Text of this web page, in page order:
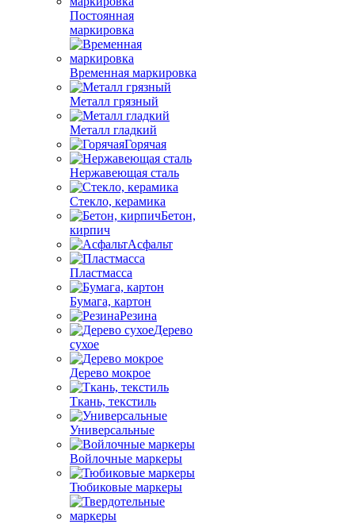
Постоянная
маркировка
Временная маркировка
Металл грязный
Металл гладкий
Горячая
Нержавеющая сталь
Стекло, керамика
Бетон,
кирпич
Асфальт
Пластмасса
Бумага, картон
Резина
Дерево
сухое
Дерево мокрое
Ткань, текстиль
Универсальные
Войлочные маркеры
Тюбиковые маркеры